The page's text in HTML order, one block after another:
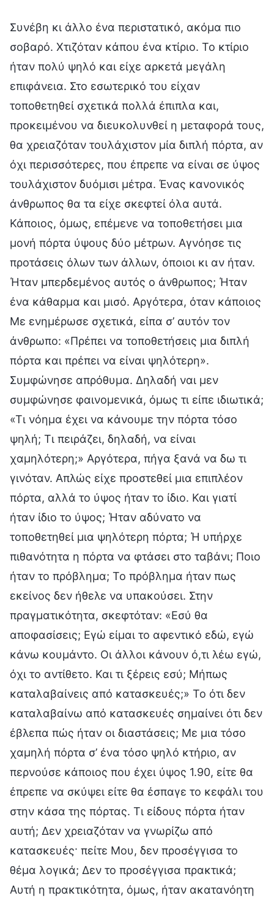
Συνέβη κι άλλο ένα περιστατικό, ακόμα πιο
σοβαρό. Χτιζόταν κάπου ένα κτίριο. Το κτίριο
ήταν πολύ ψηλό και είχε αρκετά μεγάλη
επιφάνεια. Στο εσωτερικό του είχαν
τοποθετηθεί σχετικά πολλά έπιπλα και,
προκειμένου να διευκολυνθεί η μεταφορά τους,
θα χρειαζόταν τουλάχιστον μία διπλή πόρτα, αν
όχι περισσότερες, που έπρεπε να είναι σε ύψος
τουλάχιστον δυόμισι μέτρα. Ένας κανονικός
άνθρωπος θα τα είχε σκεφτεί όλα αυτά.
Κάποιος, όμως, επέμενε να τοποθετήσει μια
μονή πόρτα ύψους δύο μέτρων. Αγνόησε τις
προτάσεις όλων των άλλων, όποιοι κι αν ήταν.
Ήταν μπερδεμένος αυτός ο άνθρωπος; Ήταν
ένα κάθαρμα και μισό. Αργότερα, όταν κάποιος
Με ενημέρωσε σχετικά, είπα σ’ αυτόν τον
άνθρωπο: «Πρέπει να τοποθετήσεις μια διπλή
πόρτα και πρέπει να είναι ψηλότερη».
Συμφώνησε απρόθυμα. Δηλαδή ναι μεν
συμφώνησε φαινομενικά, όμως τι είπε ιδιωτικά;
«Τι νόημα έχει να κάνουμε την πόρτα τόσο
ψηλή; Τι πειράζει, δηλαδή, να είναι
χαμηλότερη;» Αργότερα, πήγα ξανά να δω τι
γινόταν. Απλώς είχε προστεθεί μια επιπλέον
πόρτα, αλλά το ύψος ήταν το ίδιο. Και γιατί
ήταν ίδιο το ύψος; Ήταν αδύνατο να
τοποθετηθεί μια ψηλότερη πόρτα; Ή υπήρχε
πιθανότητα η πόρτα να φτάσει στο ταβάνι; Ποιο
ήταν το πρόβλημα; Το πρόβλημα ήταν πως
εκείνος δεν ήθελε να υπακούσει. Στην
πραγματικότητα, σκεφτόταν: «Εσύ θα
αποφασίσεις; Εγώ είμαι το αφεντικό εδώ, εγώ
κάνω κουμάντο. Οι άλλοι κάνουν ό,τι λέω εγώ,
όχι το αντίθετο. Και τι ξέρεις εσύ; Μήπως
καταλαβαίνεις από κατασκευές;» Το ότι δεν
καταλαβαίνω από κατασκευές σημαίνει ότι δεν
έβλεπα πώς ήταν οι διαστάσεις; Με μια τόσο
χαμηλή πόρτα σ’ ένα τόσο ψηλό κτήριο, αν
περνούσε κάποιος που έχει ύψος 1.90, είτε θα
έπρεπε να σκύψει είτε θα έσπαγε το κεφάλι του
στην κάσα της πόρτας. Τι είδους πόρτα ήταν
αυτή; Δεν χρειαζόταν να γνωρίζω από
κατασκευές· πείτε Μου, δεν προσέγγισα το
θέμα λογικά; Δεν το προσέγγισα πρακτικά;
Αυτή η πρακτικότητα, όμως, ήταν ακατανόητη